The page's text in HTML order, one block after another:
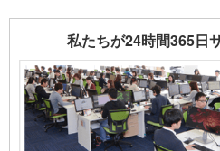
私たちが24時間365日